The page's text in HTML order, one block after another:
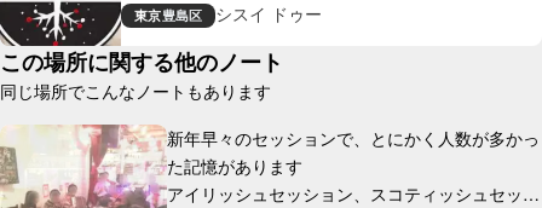
塚)東京豊島区 シスイ ドゥー
この場所に関する他のノート
同じ場所でこんなノートもあります
新年早々のセッションで、とにかく人数が多かっ
た記憶があります
アイリッシュセッション、スコティッシュセッシ